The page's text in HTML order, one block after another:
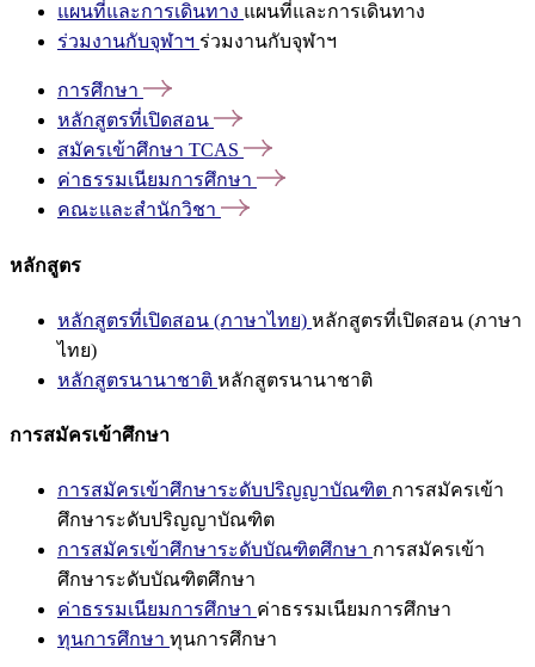
แผนที่และการเดินทาง แผนที่และการเดินทาง
ร่วมงานกับจุฬาฯ ร่วมงานกับจุฬาฯ
การศึกษา
หลักสูตรที่เปิดสอน
สมัครเข้าศึกษา TCAS
ค่าธรรมเนียมการศึกษา
คณะและสำนักวิชา
หลักสูตร
หลักสูตรที่เปิดสอน (ภาษาไทย) หลักสูตรที่เปิดสอน (ภาษา
ไทย)
หลักสูตรนานาชาติ หลักสูตรนานาชาติ
การสมัครเข้าศึกษา
การสมัครเข้าศึกษาระดับปริญญาบัณฑิต การสมัครเข้า
ศึกษาระดับปริญญาบัณฑิต
การสมัครเข้าศึกษาระดับบัณฑิตศึกษา การสมัครเข้า
ศึกษาระดับบัณฑิตศึกษา
ค่าธรรมเนียมการศึกษา ค่าธรรมเนียมการศึกษา
ทุนการศึกษา ทุนการศึกษา